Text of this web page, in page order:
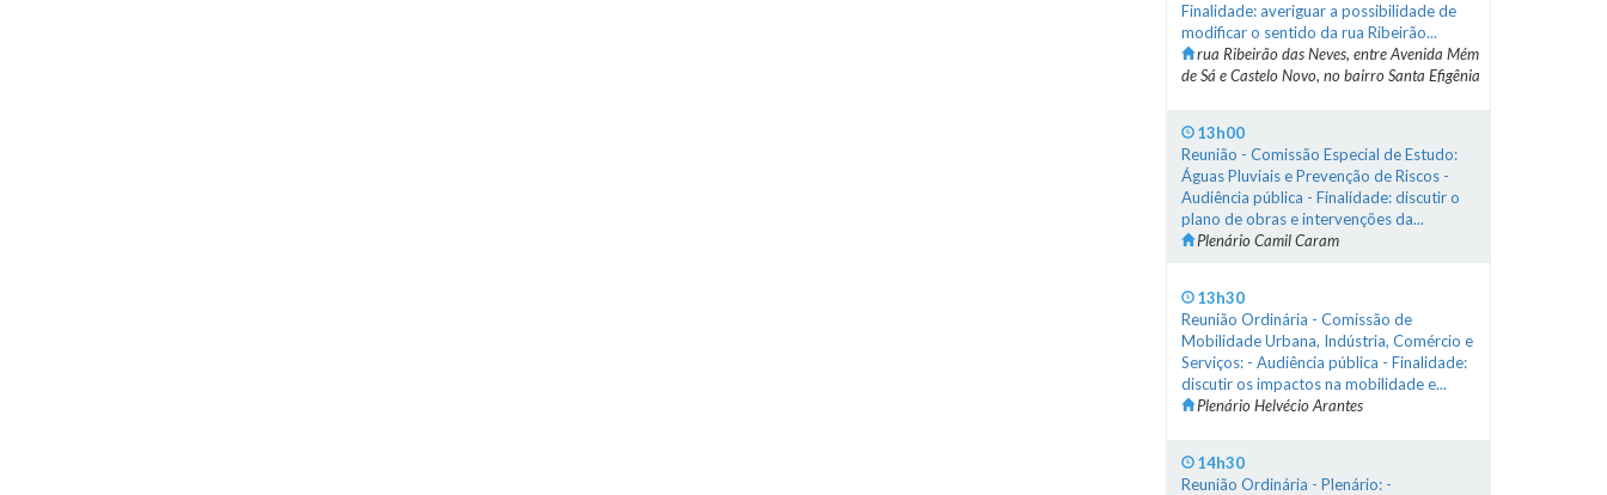
Finalidade: averiguar a possibilidade de
modificar o sentido da rua Ribeirão...
rua Ribeirão das Neves, entre Avenida Mém
de Sá e Castelo Novo, no bairro Santa Efigênia
13h00
Reunião - Comissão Especial de Estudo:
Águas Pluviais e Prevenção de Riscos -
Audiência pública - Finalidade: discutir o
plano de obras e intervenções da...
Plenário Camil Caram
13h30
Reunião Ordinária - Comissão de
Mobilidade Urbana, Indústria, Comércio e
Serviços: - Audiência pública - Finalidade:
discutir os impactos na mobilidade e...
Plenário Helvécio Arantes
14h30
Reunião Ordinária - Plenário: -